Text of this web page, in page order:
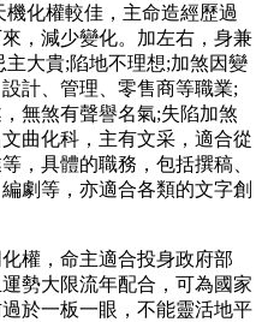
化權較佳，主命造經歷過
，減少變化。加左右，身兼
大貴;陷地不理想;加煞因變
計、管理、零售商等職業;
無煞有聲譽名氣;失陷加煞
曲化科，主有文采，適合從
，具體的職務，包括撰稿、
劇等，亦適合各類的文字創
權，命主適合投身政府部
勢大限流年配合，可為國家
於一板一眼，不能靈活地平